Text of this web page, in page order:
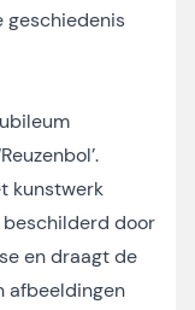
geschiedenis
kunstwerk
door
en draagt de
afbeeldingen